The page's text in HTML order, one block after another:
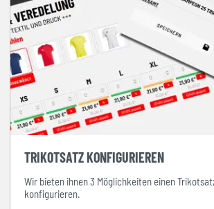
TRIKOTSATZ KONFIGURIEREN
Wir bieten ihnen 3 Möglichkeiten einen
konfigurieren.